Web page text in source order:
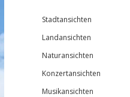
Stadtansichten
Landansichten
Naturansichten
Konzertansichten
Musikansichten